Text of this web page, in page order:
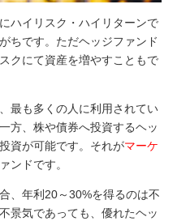
ハイリスク・ハイリターンで
ちです。ただヘッジファンド
クにて資産を増やすこともで
最も多くの人に利用されてい
方、株や債券へ投資するヘッ
資が可能です。それがマーケ
ンドです。
、年利20～30%を得るのは不
景気であっても、優れたヘッ